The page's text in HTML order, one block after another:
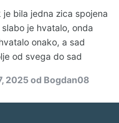
bila jedna zica spojena
je hvatalo, onda
onako, a sad
od svega do sad
2025od Bogdan08